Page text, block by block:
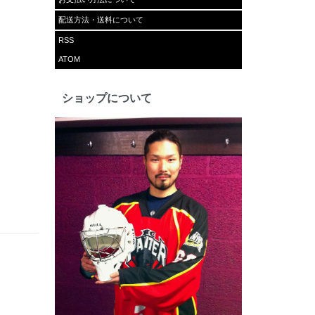
配送方法・送料について
RSS
ATOM
ショップについて